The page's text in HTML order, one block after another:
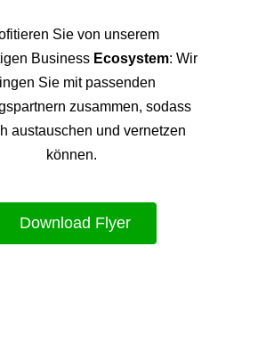
Sie von unserem
Business Ecosystem: Wir
Sie mit passenden
zusammen, sodass
austauschen und vernetzen
können.
Download Flyer